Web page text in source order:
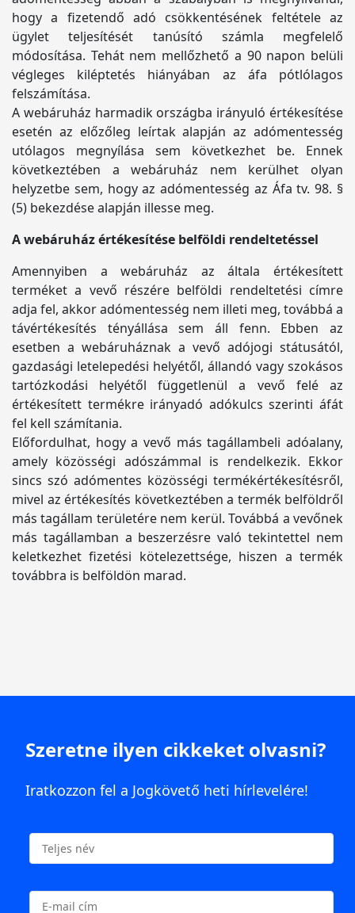
hogy a fizetendő adó csökkentésének feltétele az
ügylet teljesítését tanúsító számla megfelelő
módosítása. Tehát nem mellőzhető a 90 napon belüli
végleges kiléptetés hiányában az áfa pótlólagos
felszámítása.
A webáruház harmadik országba irányuló értékesítése
esetén az előzőleg leírtak alapján az adómentesség
utólagos megnyílása sem következhet be. Ennek
következtében a webáruház nem kerülhet olyan
helyzetbe sem, hogy az adómentesség az Áfa tv. 98. §
(5) bekezdése alapján illesse meg.
A webáruház értékesítése belföldi rendeltetéssel
Amennyiben a webáruház az általa értékesített
terméket a vevő részére belföldi rendeltetési címre
adja fel, akkor adómentesség nem illeti meg, továbbá a
távértékesítés tényállása sem áll fenn. Ebben az
esetben a webáruháznak a vevő adójogi státusától,
gazdasági letelepedési helyétől, állandó vagy szokásos
tartózkodási helyétől függetlenül a vevő felé az
értékesített termékre irányadó adókulcs szerinti áfát
fel kell számítania.
Előfordulhat, hogy a vevő más tagállambeli adóalany,
amely közösségi adószámmal is rendelkezik. Ekkor
sincs szó adómentes közösségi termékértékesítésről,
mivel az értékesítés következtében a termék belföldről
más tagállam területére nem kerül. Továbbá a vevőnek
más tagállamban a beszerzésre való tekintettel nem
keletkezhet fizetési kötelezettsége, hiszen a termék
továbbra is belföldön marad.
Szeretne ilyen cikkeket olvasni?
Iratkozzon fel a Jogkövető heti hírlevelére!